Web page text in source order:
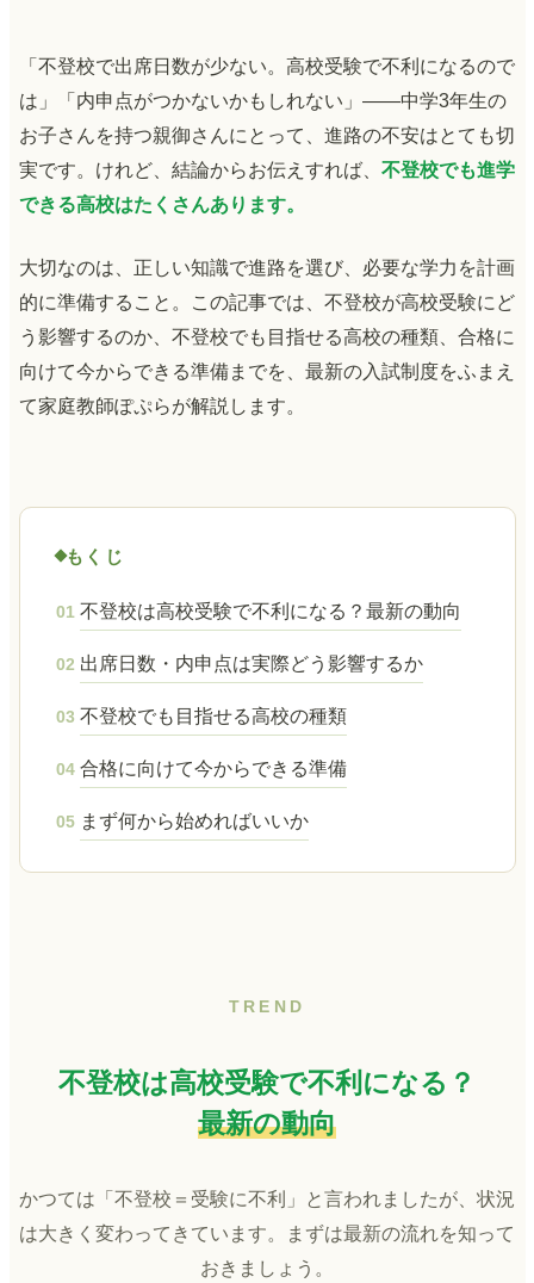
「不登校で出席日数が少ない。高校受験で不利になるので
は」「内申点がつかないかもしれない」――中学3年生の
お子さんを持つ親御さんにとって、進路の不安はとても切
実です。けれど、結論からお伝えすれば、 不登校でも進学
できる高校はたくさんあります。
大切なのは、正しい知識で進路を選び、必要な学力を計画
的に準備すること。この記事では、不登校が高校受験にど
う影響するのか、不登校でも目指せる高校の種類、合格に
向けて今からできる準備までを、最新の入試制度をふまえ
て家庭教師ぽぷらが解説します。
もくじ
01 不登校は高校受験で不利になる？最新の動向
02 出席日数・内申点は実際どう影響するか
03 不登校でも目指せる高校の種類
04 合格に向けて今からできる準備
05 まず何から始めればいいか
TREND
不登校は高校受験で不利になる？
最新の動向
かつては「不登校＝受験に不利」と言われましたが、状況
は大きく変わってきています。まずは最新の流れを知って
おきましょう。